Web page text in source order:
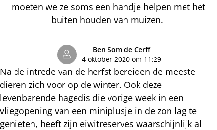
moeten we ze soms een handje helpen met het
buiten houden van muizen.
Ben Som de Cerff
4 oktober 2020 om 11:29
Na de intrede van de herfst bereiden de meeste
dieren zich voor op de winter. Ook deze
levenbarende hagedis die vorige week in een
vliegopening van een miniplusje in de zon lag te
genieten, heeft zijn eiwitreserves waarschijnlijk al